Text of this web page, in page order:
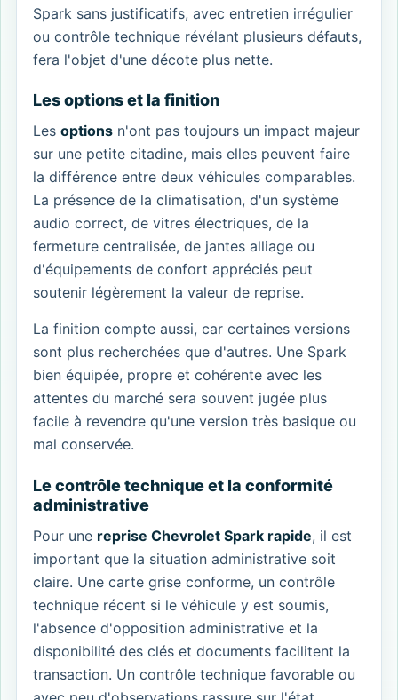
Spark sans justificatifs, avec entretien irrégulier
ou contrôle technique révélant plusieurs défauts,
fera l'objet d'une décote plus nette.
Les options et la finition
Les options n'ont pas toujours un impact majeur
sur une petite citadine, mais elles peuvent faire
la différence entre deux véhicules comparables.
La présence de la climatisation, d'un système
audio correct, de vitres électriques, de la
fermeture centralisée, de jantes alliage ou
d'équipements de confort appréciés peut
soutenir légèrement la valeur de reprise.
La finition compte aussi, car certaines versions
sont plus recherchées que d'autres. Une Spark
bien équipée, propre et cohérente avec les
attentes du marché sera souvent jugée plus
facile à revendre qu'une version très basique ou
mal conservée.
Le contrôle technique et la conformité
administrative
Pour une reprise Chevrolet Spark rapide, il est
important que la situation administrative soit
claire. Une carte grise conforme, un contrôle
technique récent si le véhicule y est soumis,
l'absence d'opposition administrative et la
disponibilité des clés et documents facilitent la
transaction. Un contrôle technique favorable ou